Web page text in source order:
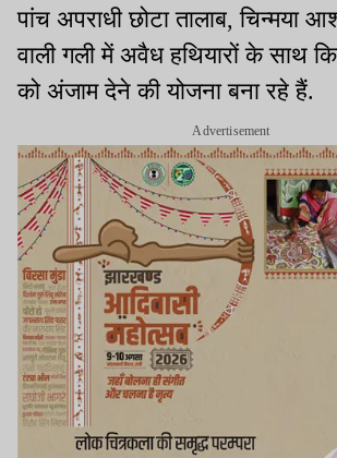
पांच अपराधी छोटा तालाब,चिन्मया
वाली गली में अवैध हथियारों के साथ
को अंजाम देने की योजना बना रहे हैं.
Advertisement